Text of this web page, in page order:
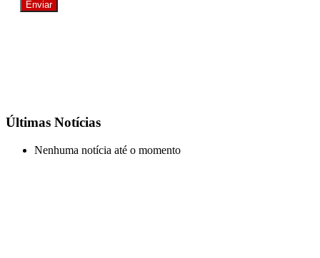
Últimas Notícias
Nenhuma notícia até o momento